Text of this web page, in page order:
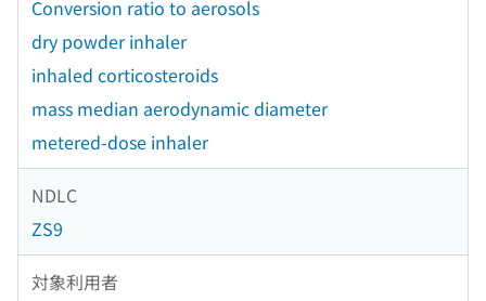
Conversion ratio to aerosols
dry powder inhaler
inhaled corticosteroids
mass median aerodynamic diameter
metered-dose inhaler
NDLC
ZS9
対象利用者